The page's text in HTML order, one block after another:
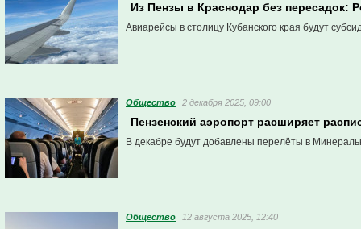
Из Пензы в Краснодар без пересадок:
Авиарейсы в столицу Кубанского края будут
Общество 2 декабря 2025, 09:00
Пензенский аэропорт расширяет
В декабре будут добавлены перелёты в
Общество 12 августа 2025, 12:40